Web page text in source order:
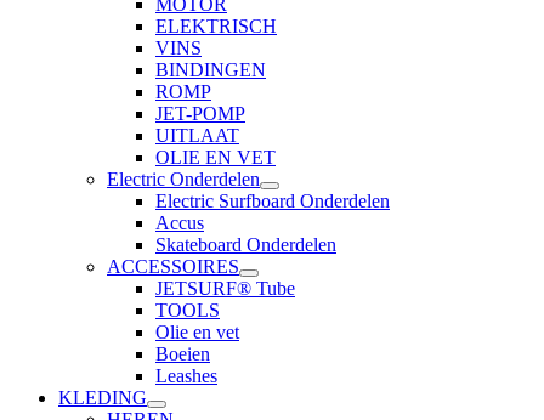
MOTOR
ELEKTRISCH
VINS
BINDINGEN
ROMP
JET-POMP
UITLAAT
OLIE EN VET
Electric Onderdelen
Electric Surfboard Onderdelen
Accus
Skateboard Onderdelen
ACCESSOIRES
JETSURF® Tube
TOOLS
Olie en vet
Boeien
Leashes
KLEDING